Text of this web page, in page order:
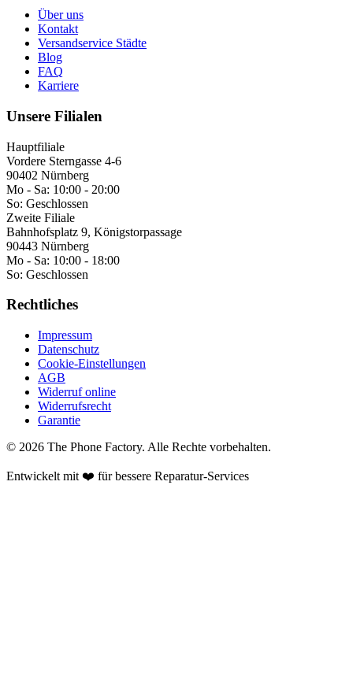
Über uns
Kontakt
Versandservice Städte
Blog
FAQ
Karriere
Unsere Filialen
Hauptfiliale
Vordere Sterngasse 4-6
90402 Nürnberg
Mo - Sa: 10:00 - 20:00
So: Geschlossen
Zweite Filiale
Bahnhofsplatz 9, Königstorpassage
90443 Nürnberg
Mo - Sa: 10:00 - 18:00
So: Geschlossen
Rechtliches
Impressum
Datenschutz
Cookie-Einstellungen
AGB
Widerruf online
Widerrufsrecht
Garantie
© 2026 The Phone Factory. Alle Rechte vorbehalten.
Entwickelt mit ❤️ für bessere Reparatur-Services